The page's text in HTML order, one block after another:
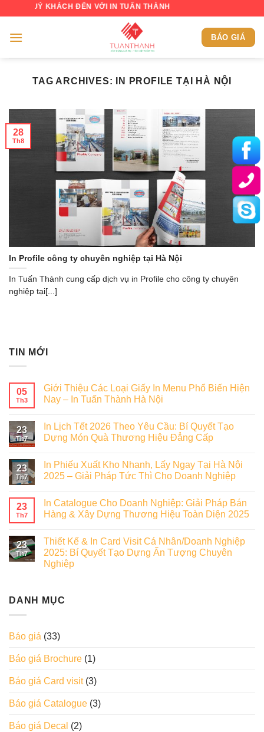
content
QUÝ KHÁCH ĐẾN VỚI IN TUẤN THÀNH
BÁO GIÁ
TAG ARCHIVES: IN PROFILE TẠI HÀ NỘI
In Profile công ty chuyên nghiệp tại Hà Nội
In Tuấn Thành cung cấp dịch vụ in Profile cho công ty chuyên
nghiệp tại[...]
28
Th8
TIN MỚI
05
Th3
Giới Thiệu Các Loại Giấy In Menu Phổ Biến Hiện
Nay – In Tuấn Thành Hà Nội
23
Th7
In Lịch Tết 2026 Theo Yêu Cầu: Bí Quyết Tạo
Dựng Món Quà Thương Hiệu Đẳng Cấp
23
Th7
In Phiếu Xuất Kho Nhanh, Lấy Ngay Tại Hà Nội
2025 – Giải Pháp Tức Thì Cho Doanh Nghiệp
23
Th7
In Catalogue Cho Doanh Nghiệp: Giải Pháp Bán
Hàng & Xây Dựng Thương Hiệu Toàn Diện 2025
23
Th7
Thiết Kế & In Card Visit Cá Nhân/Doanh Nghiệp
2025: Bí Quyết Tạo Dựng Ấn Tượng Chuyên
Nghiệp
DANH MỤC
Báo giá (33)
Báo giá Brochure (1)
Báo giá Card visit(3)
Báo giá Catalogue (3)
Báo giá Decal (2)